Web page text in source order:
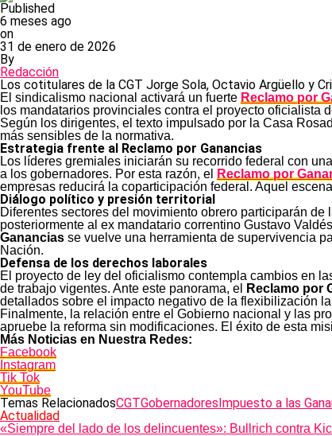
Published
6 meses ago
on
31 de enero de 2026
By
Redacción
Los cotitulares de la CGT Jorge Sola, Octavio Argüello y
El sindicalismo nacional activará un fuerte Reclamo por
los mandatarios provinciales contra el proyecto oficialista
Según los dirigentes, el texto impulsado por la Casa
más sensibles de la normativa.
Estrategia frente al Reclamo por Ganancias
Los líderes gremiales iniciarán su recorrido federal con
a los gobernadores. Por esta razón, el
Reclamo por
empresas reducirá la coparticipación federal. Aquel
Diálogo político y presión territorial
Diferentes sectores del movimiento obrero participarán
posteriormente al ex mandatario correntino Gustavo
Ganancias se vuelve una herramienta de supervivencia
Nación.
Defensa de los derechos laborales
El proyecto de ley del oficialismo contempla cambios en
de trabajo vigentes. Ante este panorama, el
Reclamo por
detallados sobre el impacto negativo de la flexibilización
Finalmente, la relación entre el Gobierno nacional y las
apruebe la reforma sin modificaciones. El éxito de esta
Más Noticias en Nuestra Redes:
Facebook
Instagram
Tik Tok
YouTube
Temas RelacionadosCGTGobernadoresImpuesto a las
Actualidad
«Siempre del lado de los delincuentes»: Bullrich contra